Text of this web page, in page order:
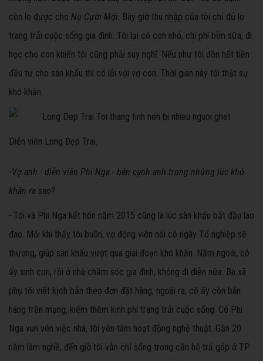
còn lo được cho Nụ Cười Mới. Bây giờ thu nhập của tôi chỉ đủ lo
trang trải cuộc sống gia đình. Tôi lại có con nhỏ, chi phí bỉm sữa, đi
học cho con khiến tôi cũng phải suy nghĩ. Nếu như tôi dồn hết tiền
đầu tư cho sân khấu thì có lỗi với vợ con. Thời gian này tôi thật sự
khó khăn.
Diễn viên Long Đẹp Trai.
-Vợ anh - diễn viên Phi Nga - bên cạnh anh trong những lúc khó
khăn ra sao?
- Tôi và Phi Nga kết hôn năm 2015 cũng là lúc sân khấu bắt đầu lao
đao. Mỗi khi thấy tôi buồn, vợ động viên nói có ngày Tổ nghiệp sẽ
thương, giúp sân khấu vượt qua giai đoạn khó khăn. Năm ngoái, cô
ấy sinh con, rồi ở nhà chăm sóc gia đình, không đi diễn nữa. Bà xã
phụ tôi viết kịch bản theo đơn đặt hàng, ngoài ra, cô ấy còn bán
hàng trên mạng, kiếm thêm kinh phí trang trải cuộc sống. Có Phi
Nga vun vén việc nhà, tôi yên tâm hoạt động nghệ thuật. Gần 20
năm làm nghề, đến giờ tôi vẫn chỉ sống trong căn hộ trả góp ở TP